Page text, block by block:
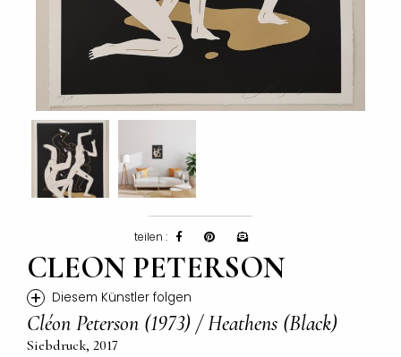
teilen :
CLEON PETERSON
+ Diesem Künstler folgen
Cléon Peterson (1973) / Heathens (Black)
Siebdruck, 2017